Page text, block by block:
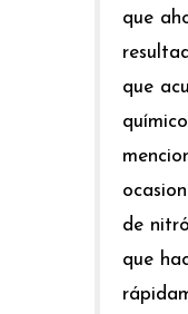
que
que
de
que